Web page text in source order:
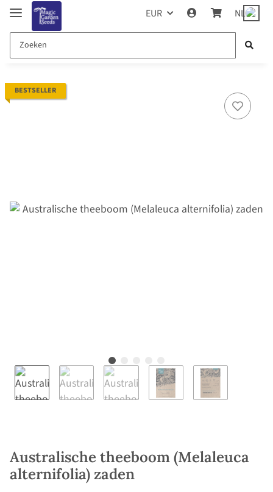
EUR NL
BESTSELLER
Australische theeboom (Melaleuca
alternifolia) zaden